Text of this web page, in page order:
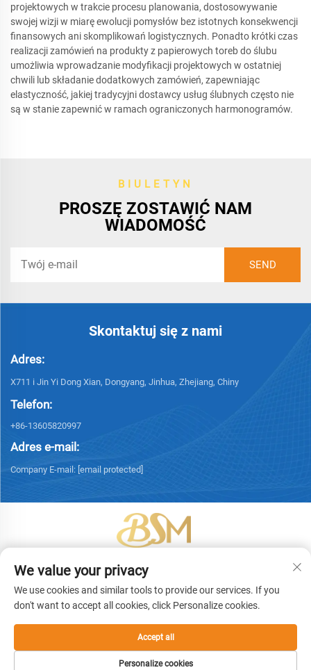
projektowych w trakcie procesu planowania, dostosowywanie
swojej wizji w miarę ewolucji pomysłów bez istotnych konsekwencji
finansowych ani skomplikowań logistycznych. Ponadto krótki czas
realizacji zamówień na produkty z papierowych toreb do ślubu
umożliwia wprowadzanie modyfikacji projektowych w ostatniej
chwili lub składanie dodatkowych zamówień, zapewniając
elastyczność, jakiej tradycyjni dostawcy usług ślubnych często nie
są w stanie zapewnić w ramach ograniczonych harmonogramów.
BIULETYN
PROSZĘ ZOSTAWIĆ NAM
WIADOMOŚĆ
Skontaktuj się z nami
Adres:
X711 i Jin Yi Dong Xian, Dongyang, Jinhua, Zhejiang, Chiny
Telefon:
+86-13605820997
Adres e-mail:
Company E-mail: [email protected]
Copyright © 2026 Yiwu Bingsheng Packaging Technology Co., Ltd.
Wszelkie prawa zastrzeżone. -Polityka prywatności
We value your privacy
We use cookies and similar tools to provide our services. If you
don't want to accept all cookies, click Personalize cookies.
Personalize cookies
Accept all